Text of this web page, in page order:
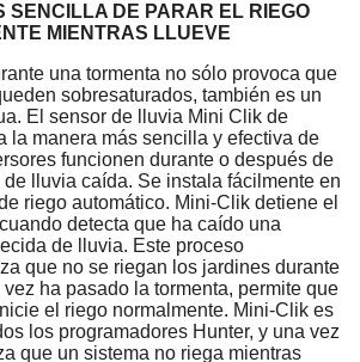
SENCILLA DE PARAR EL RIEGO
MIENTRAS LLUEVE
una tormenta no sólo provoca que
sobresaturados, también es un
El sensor de lluvia Mini Clik de
la manera más sencilla y efectiva de
funcionen durante o después de
lluvia caída. Se instala fácilmente en
riego automático. Mini-Clik detiene el
detecta que ha caído una
de lluvia. Este proceso
que no se riegan los jardines durante
ha pasado la tormenta, permite que
el riego normalmente. Mini-Clik es
los programadores Hunter, y una vez
que un sistema no riega mientras